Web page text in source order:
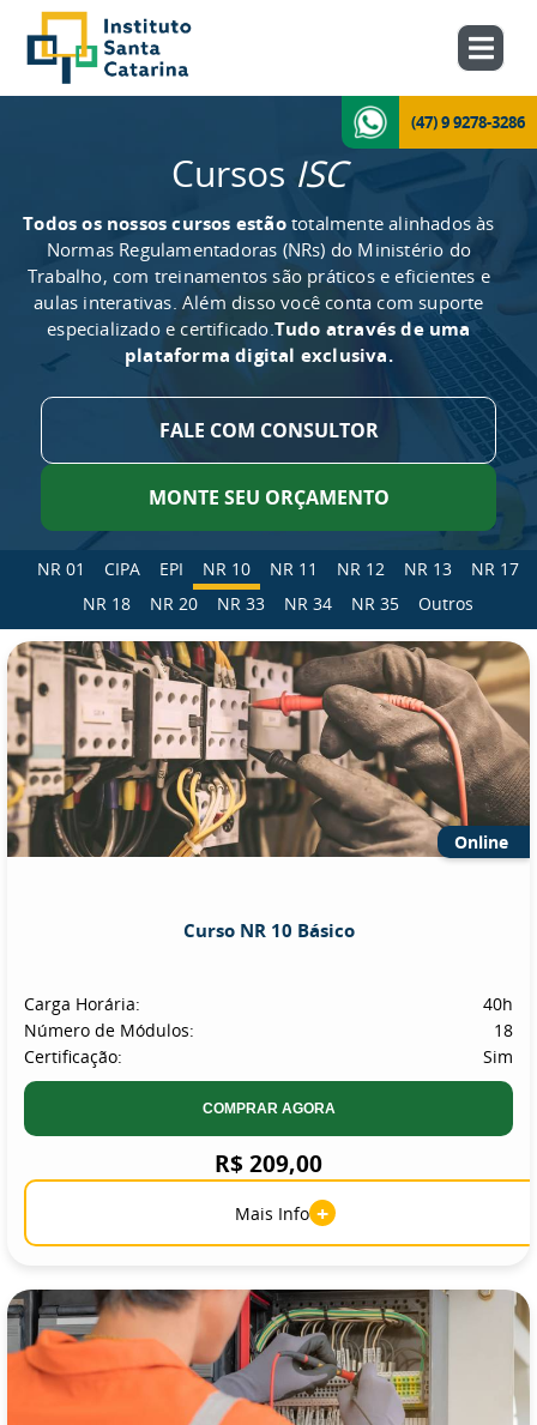
(47) 9 9278-3286
Cursos ISC
Todos os nossos cursos estãototalmente alinhados às
Normas Regulamentadoras (NRs) do Ministério do
Trabalho, com treinamentos são práticos e eficientes e
aulas interativas. Além disso você conta com suporte
especializado e certificado.Tudo através de uma
plataforma digital exclusiva.
FALE COM CONSULTOR
MONTE SEU ORÇAMENTO
NR 01 CIPA EPI NR 10 NR 11 NR 12 NR 13
NR 17
NR 18
NR 20 NR 33 NR 34 NR 35 Outros
Online
Curso NR 10 Básico
Carga Horária:
40h
Número de Módulos:
18
Certificação:
Sim
COMPRAR AGORA
R$ 209,00
Mais Info +